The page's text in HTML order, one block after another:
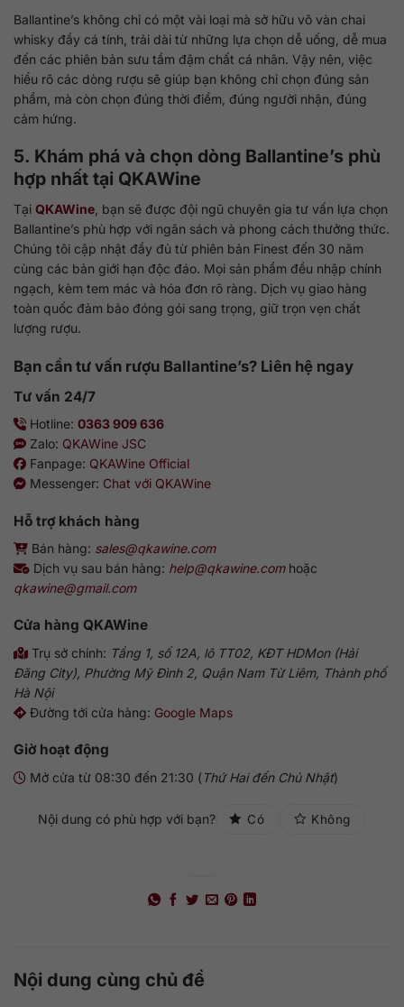
Ballantine’s không chỉ có một vài loại mà sở hữu vô vàn chai
whisky đầy cá tính, trải dài từ những lựa chọn dễ uống, dễ mua
đến các phiên bản sưu tầm đậm chất cá nhân. Vậy nên, việc
hiểu rõ các dòng rượu sẽ giúp bạn không chỉ chọn đúng sản
phẩm, mà còn chọn đúng thời điểm, đúng người nhận, đúng
cảm hứng.
5. Khám phá và chọn dòng Ballantine’s phù
hợp nhất tại QKAWine
Tại QKAWine , bạn sẽ được đội ngũ chuyên gia tư vấn lựa chọn
Ballantine’s phù hợp với ngân sách và phong cách thưởng thức.
Chúng tôi cập nhật đầy đủ từ phiên bản Finest đến 30 năm
cùng các bản giới hạn độc đáo. Mọi sản phẩm đều nhập chính
ngạch, kèm tem mác và hóa đơn rõ ràng. Dịch vụ giao hàng
toàn quốc đảm bảo đóng gói sang trọng, giữ trọn vẹn chất
lượng rượu.
Bạn cần tư vấn rượu Ballantine’s? Liên hệ ngay
Tư vấn 24/7
Hotline: 0363 909 636
Zalo: QKAWine JSC
Fanpage: QKAWine Official
Messenger: Chat với QKAWine
Hỗ trợ khách hàng
Bán hàng: sales@qkawine.com
Dịch vụ sau bán hàng: help@qkawine.comhoặc
qkawine@gmail.com
Cửa hàng QKAWine
Trụ sở chính: Tầng 1, số 12A, lô TT02, KĐT HDMon (Hải
Đăng City), Phường Mỹ Đình 2, Quận Nam Từ Liêm, Thành phố
Hà Nội
Đường tới cửa hàng: Google Maps
Giờ hoạt động
Mở cửa từ 08:30 đến 21:30 ( Thứ Hai đến Chủ Nhật)
Nội dung có phù hợp với bạn? Có Không
Nội dung cùng chủ đề